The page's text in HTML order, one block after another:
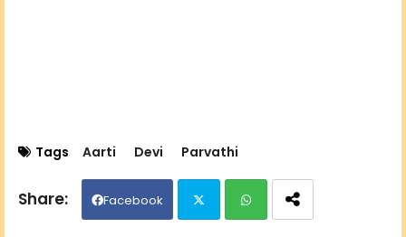
Tags Aarti Devi Parvathi
Facebook